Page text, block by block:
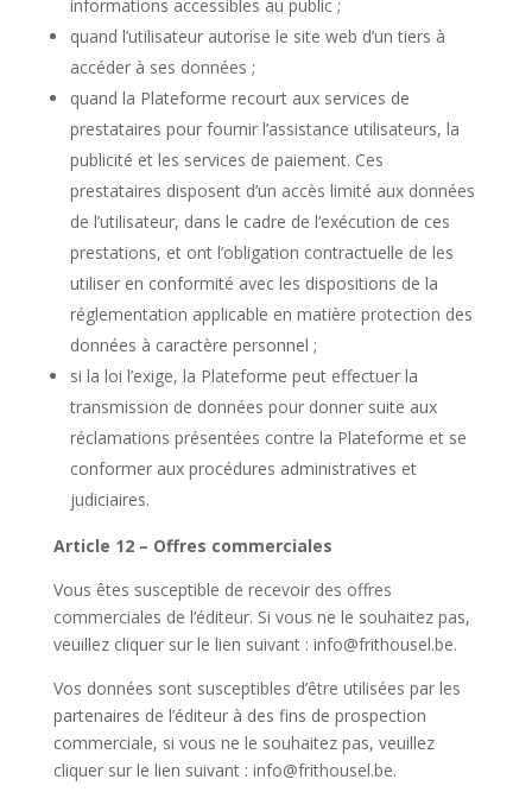
informations accessibles au public ;
quand l’utilisateur autorise le site web d’un tiers à
accéder à ses données ;
quand la Plateforme recourt aux services de
prestataires pour fournir l’assistance utilisateurs, la
publicité et les services de paiement. Ces
prestataires disposent d’un accès limité aux données
de l’utilisateur, dans le cadre de l’exécution de ces
prestations, et ont l’obligation contractuelle de les
utiliser en conformité avec les dispositions de la
réglementation applicable en matière protection des
données à caractère personnel ;
si la loi l’exige, la Plateforme peut effectuer la
transmission de données pour donner suite aux
réclamations présentées contre la Plateforme et se
conformer aux procédures administratives et
judiciaires.
Article 12 – Offres commerciales
Vous êtes susceptible de recevoir des offres
commerciales de l’éditeur. Si vous ne le souhaitez pas,
veuillez cliquer sur le lien suivant : info@frithousel.be.
Vos données sont susceptibles d’être utilisées par les
partenaires de l’éditeur à des fins de prospection
commerciale, si vous ne le souhaitez pas, veuillez
cliquer sur le lien suivant : info@frithousel.be.